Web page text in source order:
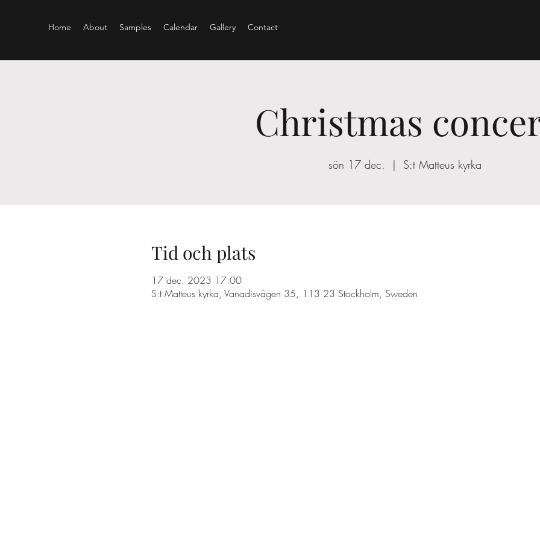
Home About Samples Calendar Gallery Contact
Christmas
sön 17 dec.
  |
S:t Matteus kyrka
Tid och plats
17 dec. 2023 17:00
S:t Matteus kyrka, Vanadisvägen 35, 113 23 Stockholm, Sweden